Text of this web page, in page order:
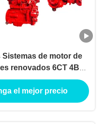
Sistemas de motor de
renovados 6CT 4BT
6LT ISM QSM
el mejor precio